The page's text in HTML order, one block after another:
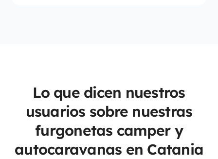
Lo que dicen nuestros
usuarios sobre nuestras
furgonetas camper y
autocaravanas en Catania